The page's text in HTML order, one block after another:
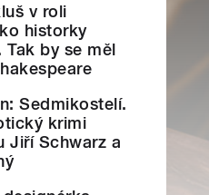
v roli
historky
Tak by se měl
Sedmikostelí.
krimi
Jiří Schwarz a